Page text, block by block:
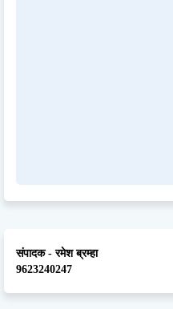
संपादक - रमेश ब्रम्हा
9623240247